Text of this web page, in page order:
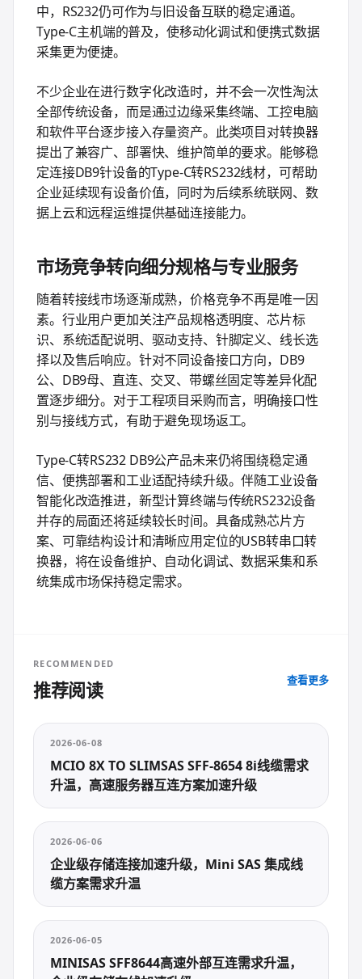
中，RS232仍可作为与旧设备互联的稳定通道。
Type-C主机端的普及，使移动化调试和便携式数据
采集更为便捷。
不少企业在进行数字化改造时，并不会一次性淘汰
全部传统设备，而是通过边缘采集终端、工控电脑
和软件平台逐步接入存量资产。此类项目对转换器
提出了兼容广、部署快、维护简单的要求。能够稳
定连接DB9针设备的Type-C转RS232线材，可帮助
企业延续现有设备价值，同时为后续系统联网、数
据上云和远程运维提供基础连接能力。
市场竞争转向细分规格与专业服务
随着转接线市场逐渐成熟，价格竞争不再是唯一因
素。行业用户更加关注产品规格透明度、芯片标
识、系统适配说明、驱动支持、针脚定义、线长选
择以及售后响应。针对不同设备接口方向，DB9
公、DB9母、直连、交叉、带螺丝固定等差异化配
置逐步细分。对于工程项目采购而言，明确接口性
别与接线方式，有助于避免现场返工。
Type-C转RS232 DB9公产品未来仍将围绕稳定通
信、便携部署和工业适配持续升级。伴随工业设备
智能化改造推进，新型计算终端与传统RS232设备
并存的局面还将延续较长时间。具备成熟芯片方
案、可靠结构设计和清晰应用定位的USB转串口转
换器，将在设备维护、自动化调试、数据采集和系
统集成市场保持稳定需求。
RECOMMENDED
推荐阅读 查看更多
2026-06-08
MCIO 8X TO SLIMSAS SFF-8654 8i线缆需求
升温，高速服务器互连方案加速升级
2026-06-06
企业级存储连接加速升级，Mini SAS 集成线
缆方案需求升温
2026-06-05
MINISAS SFF8644高速外部互连需求升温，